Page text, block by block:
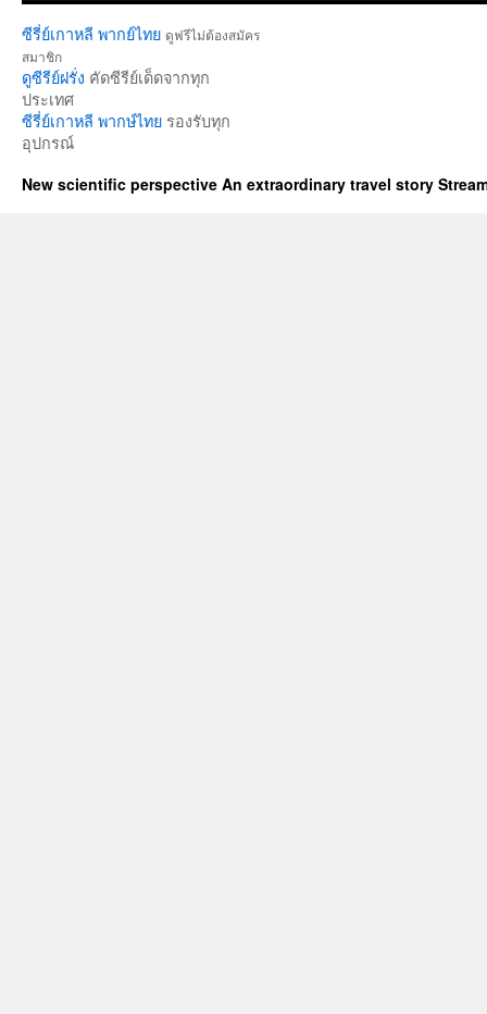
ซีรี่ย์เกาหลี พากย์ไทย ดูฟรีไม่ต้องสมัคร
สมาชิก
ดูซีรีย์ฝรั่ง คัดซีรีย์เด็ดจากทุก
ประเทศ
ซีรี่ย์เกาหลี พากษ์ไทย รองรับทุก
อุปกรณ์
New scientific perspective An extraordinary travel story